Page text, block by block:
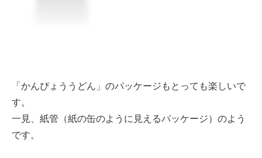
「かんぴょううどん」のパッケージもとっても楽しいで
す。
一見、紙管（紙の缶のように見えるパッケージ）のよう
です。